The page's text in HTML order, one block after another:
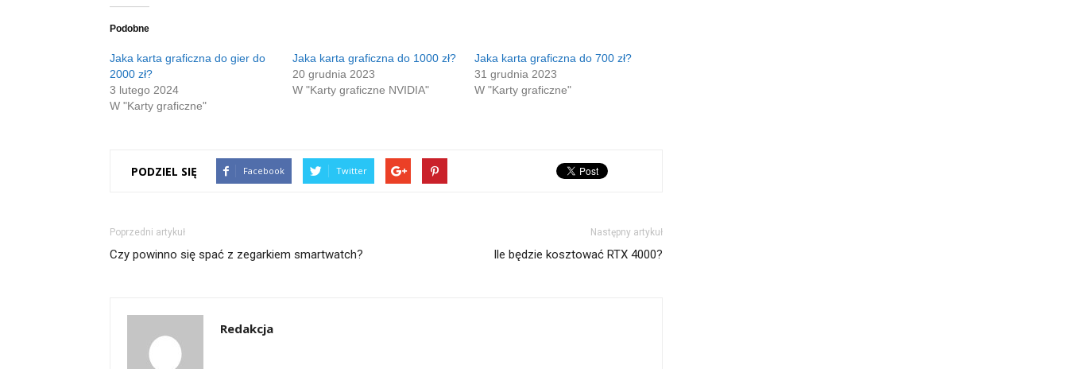
nowym
w
nowym
Podobne
Jaka karta graficzna do gier do
2000 zł?
3 lutego 2024
W "Karty graficzne"
Jaka karta graficzna do 1000 zł?
20 grudnia 2023
W "Karty graficzne NVIDIA"
Jaka karta graficzna do 700 zł?
31 grudnia 2023
W "Karty graficzne"
PODZIEL SIĘ Facebook Twitter
Poprzedni artykuł
Czy powinno się spać z zegarkiem smartwatch?
Następny artykuł
Ile będzie kosztować RTX 4000?
Redakcja